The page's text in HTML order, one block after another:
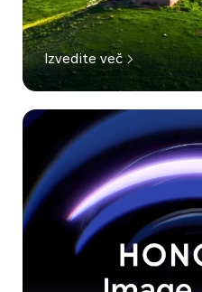
Izvedite več